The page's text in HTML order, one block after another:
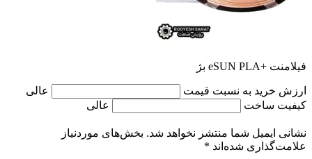
فیلامنت +eSUN PLA بژ
ارزش خرید به نسبت قیمت
عالی
کیفیت ساخت
عالی
نشانی ایمیل شما منتشر نخواهد شد. بخش‌های موردنیاز
علامت‌گذاری شده‌اند *